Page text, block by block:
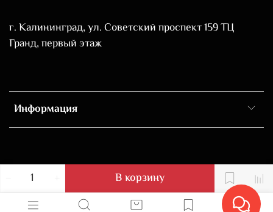
В корзину
Информация
г. Калининград, ул. Советский проспект 159 ТЦ
Гранд, первый этаж